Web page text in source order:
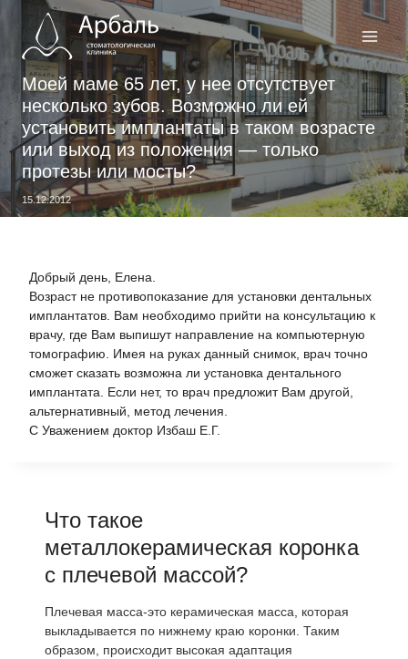
Перейти
содержимому
Моей маме 65 лет, у нее отсутствует
несколько зубов. Возможно ли ей
установить имплантаты в таком возрасте
или выход из положения — только
протезы или мосты?
15.12.2012
Добрый день, Елена.
Возраст не противопоказание для установки дентальных
имплантатов. Вам необходимо прийти на консультацию к
врачу, где Вам выпишут направление на компьютерную
томографию. Имея на руках данный снимок, врач точно
сможет сказать возможна ли установка дентального
имплантата. Если нет, то врач предложит Вам другой,
альтернативный, метод лечения.
С Уважением доктор Избаш Е.Г.
Что такое
металлокерамическая коронка
с плечевой массой?
Плечевая масса-это керамическая масса, которая
выкладывается по нижнему краю коронки. Таким
образом, происходит высокая адаптация